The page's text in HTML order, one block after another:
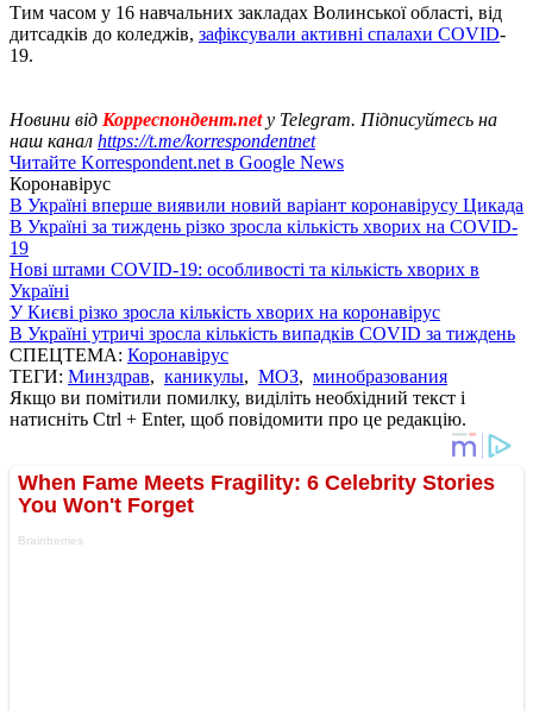
Тим часом у 16 навчальних закладах Волинської області, від
дитсадків до коледжів, зафіксували активні спалахи COVID-
19.
Новини від Корреспондент.netу Telegram. Підписуйтесь на
наш канал https://t.me/korrespondentnet
Читайте Korrespondent.net в Google News
Коронавірус
В Україні вперше виявили новий варіант коронавірусу Цикада
В Україні за тиждень різко зросла кількість хворих на COVID-
19
Нові штами COVID-19: особливості та кількість хворих в
Україні
У Києві різко зросла кількість хворих на коронавірус
В Україні утричі зросла кількість випадків COVID за тиждень
СПЕЦТЕМА: Коронавірус
ТЕГИ: Минздрав, каникулы, МОЗ, минобразования
Якщо ви помітили помилку, виділіть необхідний текст і
натисніть Ctrl + Enter, щоб повідомити про це редакцію.